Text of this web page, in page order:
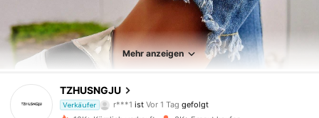
Mehr anzeigen
TZHUSNGJU
Verkäufer
r***1
4,81
1.7K Follower